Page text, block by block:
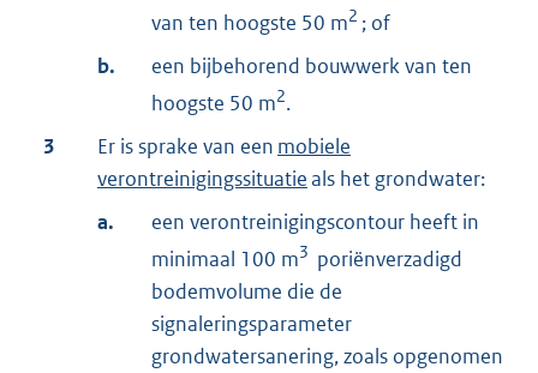
van ten hoogste 50 m2 ; of
b.
een bijbehorend bouwwerk van ten
hoogste 50 m2.
3
Er is sprake van een mobiele
verontreinigingssituatieals het grondwater:
a.
een verontreinigingscontour heeft in
minimaal 100 m3 poriënverzadigd
bodemvolume die de
signaleringsparameter
grondwatersanering, zoals opgenomen